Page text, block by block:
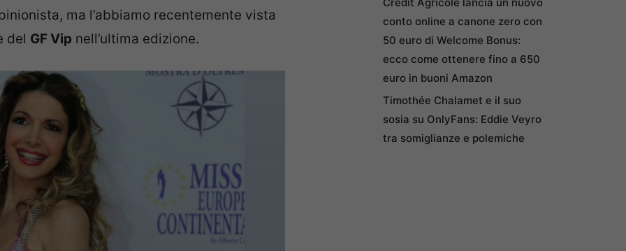
ma l’abbiamo recentemente vista
del GF Vip nell’ultima edizione.
conto online a canone zero con
50 euro di Welcome Bonus:
ecco come ottenere fino a 650
euro in buoni Amazon
Timothée Chalamet e il suo
sosia su OnlyFans: Eddie Veyro
tra somiglianze e polemiche